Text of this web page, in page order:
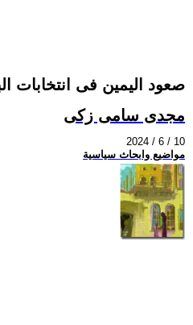
صعود اليمين فى انتخابات
مجدى سامى زكى
2024 / 6 / 10
مواضيع وابحاث سياسية